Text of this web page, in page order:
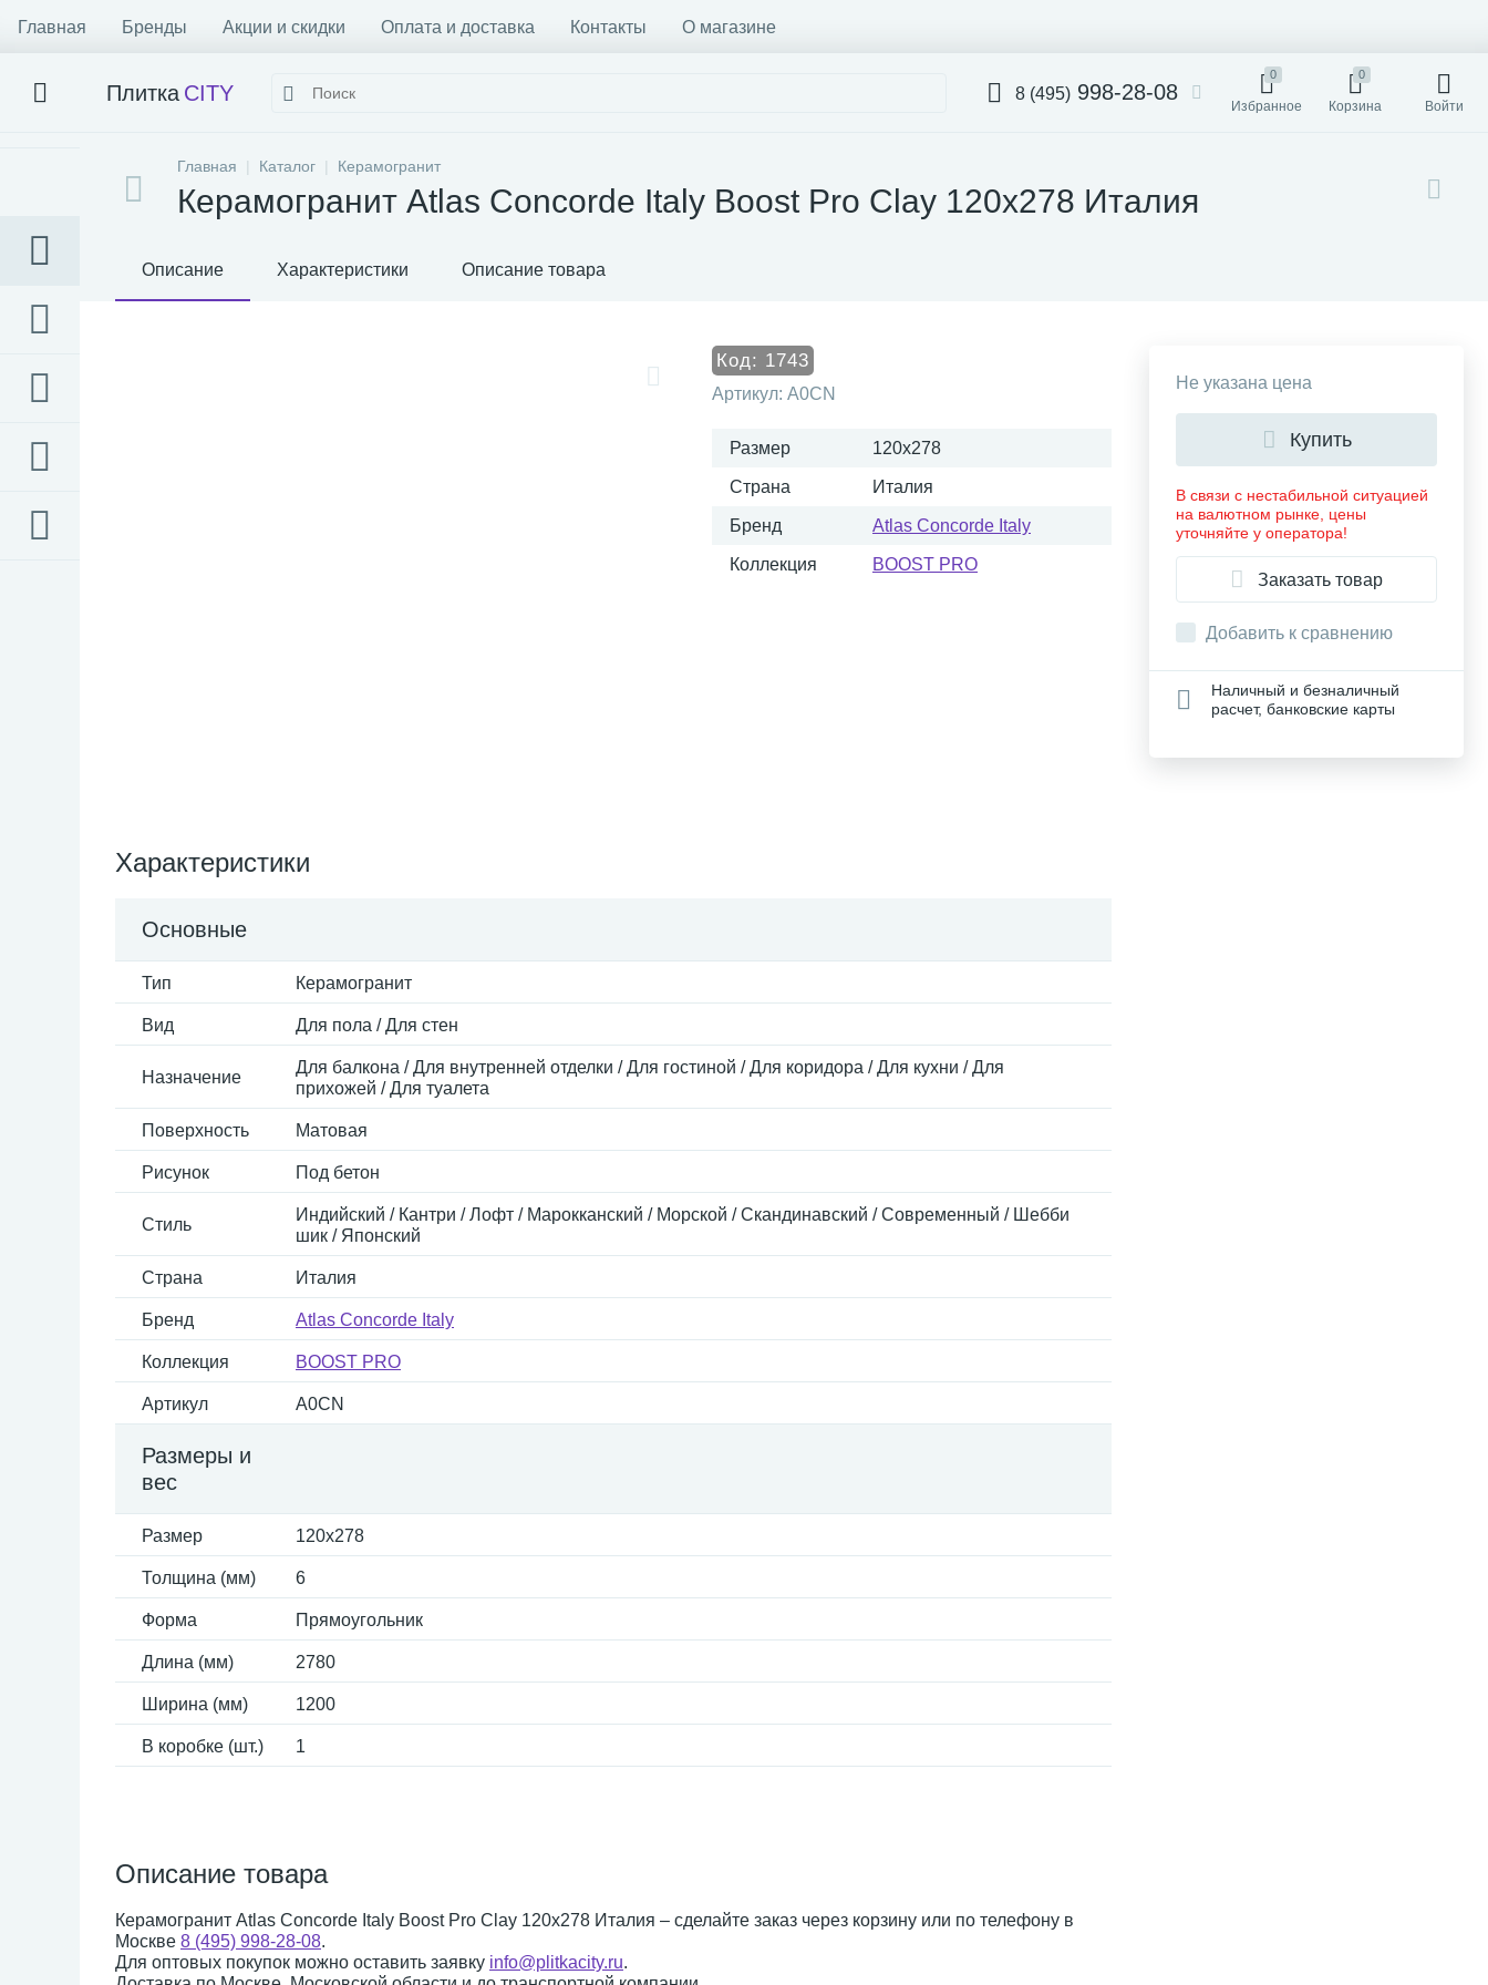
Главная Бренды Акции и скидки Оплата и доставка Контакты О магазине
Плитка CITY 8 (495) 998-28-08
0
Избранное
0
Корзина Войти
Главная Каталог Керамогранит
Керамогранит Atlas Concorde Italy Boost Pro Clay 120x278 Италия
Описание Характеристики Описание товара
Код: 1743
Артикул: A0CN
Размер 120x278
Страна Италия
Бренд Atlas Concorde Italy
Коллекция BOOST PRO
Характеристики
Основные
Тип Керамогранит
Вид Для пола / Для стен
Назначение
Для балкона / Для внутренней отделки / Для гостиной / Для коридора / Для кухни / Для
прихожей / Для туалета
Поверхность Матовая
Рисунок Под бетон
Стиль
Индийский / Кантри / Лофт / Марокканский / Морской / Скандинавский / Современный / Шебби
шик / Японский
Страна Италия
Бренд Atlas Concorde Italy
Коллекция BOOST PRO
Артикул A0CN
Размеры и
вес
Размер 120x278
Толщина (мм) 6
Форма Прямоугольник
Длина (мм) 2780
Ширина (мм) 1200
В коробке (шт.) 1
Описание товара
Керамогранит Atlas Concorde Italy Boost Pro Clay 120x278 Италия – сделайте заказ через корзину или по телефону в
Москве 8 (495) 998-28-08.
Для оптовых покупок можно оставить заявку info@plitkacity.ru.
Не указана цена
Купить
В связи с нестабильной ситуацией
на валютном рынке, цены
уточняйте у оператора!
Заказать товар
Добавить к сравнению
Наличный и безналичный
расчет, банковские карты